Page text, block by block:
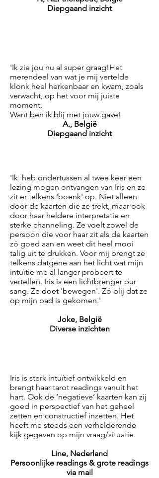
Diepgaand inzicht
'Ik zie jou nu al super graag!Het
merendeel van wat je mij vertelde
klonk heel herkenbaar en kwam, zoals
verwacht, op het voor mij juiste
moment.
Want ben ik blij met jouw gave!
A., België
Diepgaand inzicht
'Ik heb ondertussen al twee keer een
lezing mogen ontvangen van Iris en ze
zit er telkens 'boenk' op. Niet alleen
door de kaarten die ze trekt, maar ook
door haar heldere interpretatie en
sterke channeling. Ze voelt zowel de
persoon die voor haar zit als de kaarten
zó goed aan en weet dit heel mooi
talig uit te drukken. Voor mij brengt ze
telkens datgene aan het licht wat mijn
intuïtie me al langer probeert te
vertellen. Iris is een lichtbrenger pur
sang. Ze doet 'bewegen'. Zó blij dat ze
op mijn pad is gekomen.'
Joke, België
Diverse inzichten
Iris is sterk intuïtief ontwikkeld en
brengt haar tarot readings vanuit het
hart. Ook de ‘negatieve’ kaarten kan zij
goed in perspectief van het geheel
zetten en constructief inzetten. Het
heeft me steeds een verhelderende
kijk gegeven op mijn vraag/situatie.
Line, Nederland
Persoonlijke readings & grote readings
via mail